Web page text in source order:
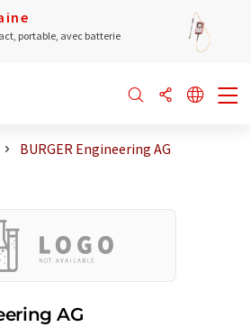
portable, avec batterie
BURGER Engineering AG
AG